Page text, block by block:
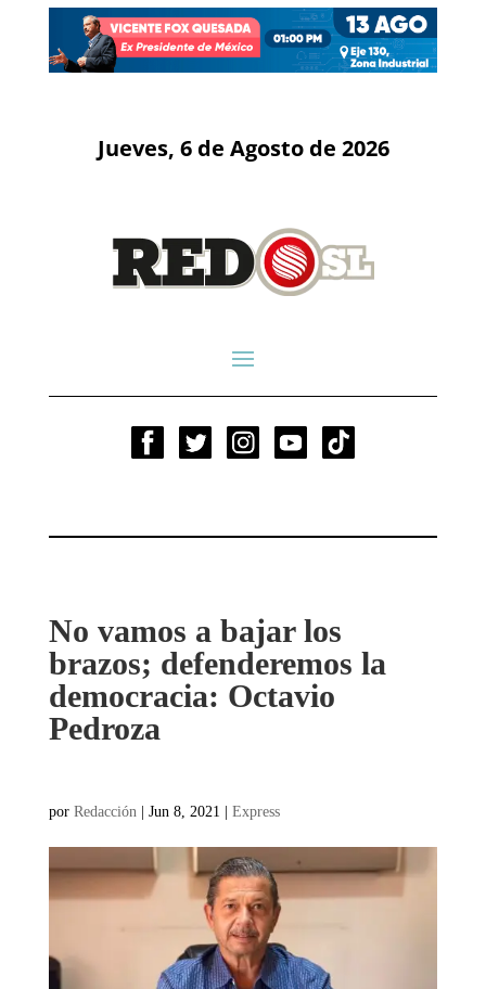
Jueves, 6 de Agosto de 2026
No vamos a bajar los
brazos; defenderemos la
democracia: Octavio
Pedroza
por Redacción | Jun 8, 2021 | Express